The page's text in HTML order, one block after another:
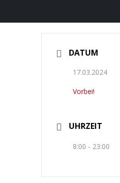
DATUM
17.03.2024
Vorbei!
UHRZEIT
8:00 - 23:00